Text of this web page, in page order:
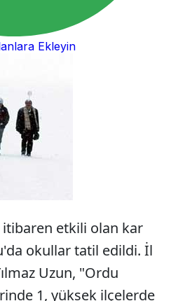
Ekleyin
etkili olan kar
okullar tatil edildi. İl
Uzun, "Ordu
1, yüksek ilçelerde